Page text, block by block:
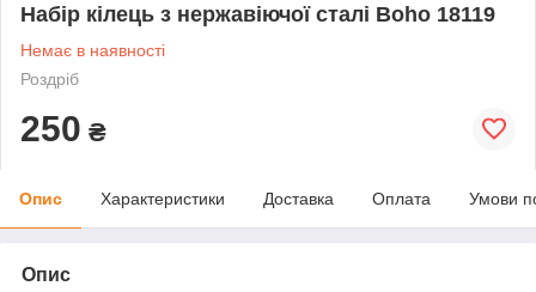
Набір кілець з нержавіючої сталі Boho 18119
Немає в наявності
Роздріб
250 ₴
Опис Характеристики Доставка Оплата Умови
Опис